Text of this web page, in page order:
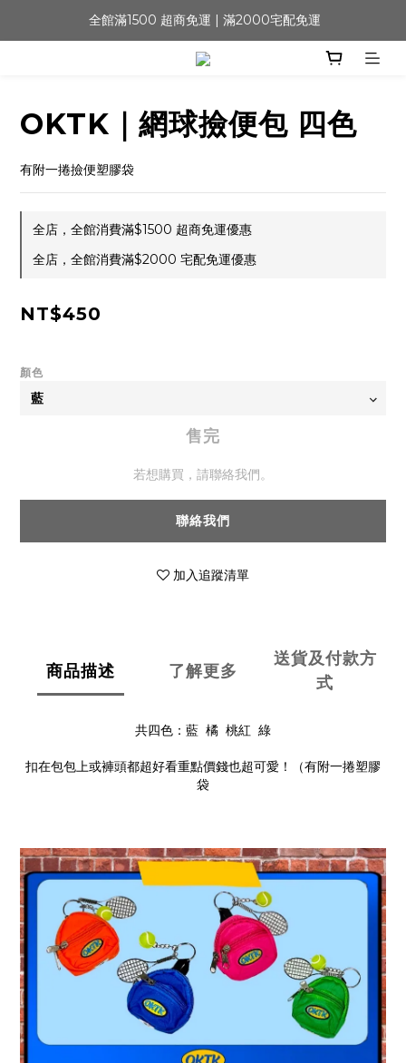
全館滿1500 超商免運 | 滿2000宅配免運
OKTK｜網球撿便包 四色
有附一捲撿便塑膠袋
全店，全館消費滿$1500 超商免運優惠
全店，全館消費滿$2000 宅配免運優惠
NT$450
顏色
售完
若想購買，請聯絡我們。
聯絡我們
加入追蹤清單
商品描述 了解更多
送貨及付款方
式
共四色：藍  橘  桃紅  綠
扣在包包上或褲頭都超好看重點價錢也超可愛！（有附一捲塑膠
袋